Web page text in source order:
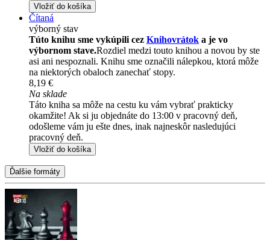
Vložiť do košíka
Čítaná
výborný stav
Túto knihu sme vykúpili cez Knihovrátok a je vo
výbornom stave.Rozdiel medzi touto knihou a novou by ste
asi ani nespoznali. Knihu sme označili nálepkou, ktorá môže
na niektorých obaloch zanechať stopy.
8,19 €
Na sklade
Táto kniha sa môže na cestu ku vám vybrať prakticky
okamžite! Ak si ju objednáte do 13:00 v pracovný deň,
odošleme vám ju ešte dnes, inak najneskôr nasledujúci
pracovný deň.
Vložiť do košíka
Ďalšie formáty